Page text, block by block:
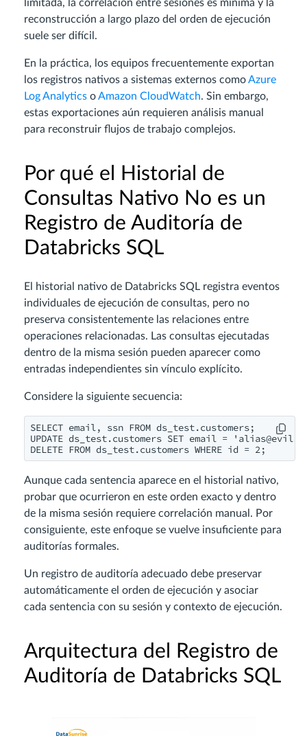
limitada, la correlación entre sesiones es mínima y la
reconstrucción a largo plazo del orden de ejecución
suele ser difícil.
En la práctica, los equipos frecuentemente exportan
los registros nativos a sistemas externos comoAzure
Log Analytics oAmazon CloudWatch. Sin embargo,
estas exportaciones aún requieren análisis manual
para reconstruir flujos de trabajo complejos.
Por qué el Historial de
Consultas Nativo No es un
Registro de Auditoría de
Databricks SQL
El historial nativo de Databricks SQL registra eventos
individuales de ejecución de consultas, pero no
preserva consistentemente las relaciones entre
operaciones relacionadas. Las consultas ejecutadas
dentro de la misma sesión pueden aparecer como
entradas independientes sin vínculo explícito.
Considere la siguiente secuencia:
SELECT email, ssn FROM ds_test.customers;
UPDATE ds_test.customers SET email = '
Aunque cada sentencia aparece en el historial nativo,
probar que ocurrieron en este orden exacto y dentro
de la misma sesión requiere correlación manual. Por
consiguiente, este enfoque se vuelve insuficiente para
auditorías formales.
Un registro de auditoría adecuado debe preservar
automáticamente el orden de ejecución y asociar
cada sentencia con su sesión y contexto de ejecución.
Arquitectura del Registro de
Auditoría de Databricks SQL